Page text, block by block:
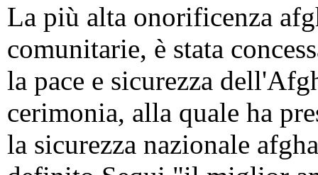
La più alta onorificenza
comunitarie, è stata
la pace e sicurezza
cerimonia, alla quale ha
la sicurezza nazionale